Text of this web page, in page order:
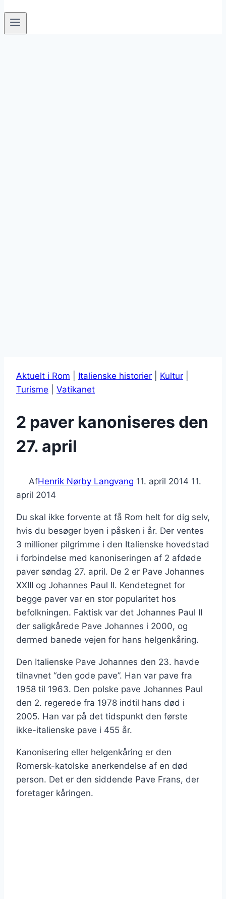
Aktuelt i Rom Italienske historier Kultur
Turisme
Vatikanet
2 paver kanoniseres den
27. april
AfHenrik Nørby Langvang 11. april 2014 11.
april 2014
Du skal ikke forvente at få Rom helt for dig selv,
hvis du besøger byen i påsken i år. Der ventes
3 millioner pilgrimme i den Italienske hovedstad
i forbindelse med kanoniseringen af 2 afdøde
paver søndag 27. april. De 2 er Pave Johannes
XXIII og Johannes Paul II. Kendetegnet for
begge paver var en stor popularitet hos
befolkningen. Faktisk var det Johannes Paul II
der saligkårede Pave Johannes i 2000, og
dermed banede vejen for hans helgenkåring.
Den Italienske Pave Johannes den 23. havde
tilnavnet “den gode pave”. Han var pave fra
1958 til 1963. Den polske pave Johannes Paul
den 2. regerede fra 1978 indtil hans død i
2005. Han var på det tidspunkt den første
ikke-italienske pave i 455 år.
Kanonisering eller helgenkåring er den
Romersk-katolske anerkendelse af en død
person. Det er den siddende Pave Frans, der
foretager kåringen.